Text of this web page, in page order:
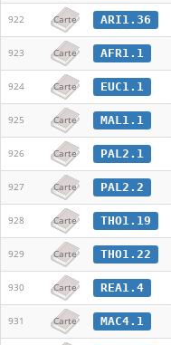
922 Carte ARI1.36
923 Carte AFR1.1
924 Carte EUC1.1
925 Carte MAL1.1
926 Carte PAL2.1
927 Carte PAL2.2
928 Carte THO1.19
929 Carte THO1.22
930 Carte REA1.4
931 Carte MAC4.1